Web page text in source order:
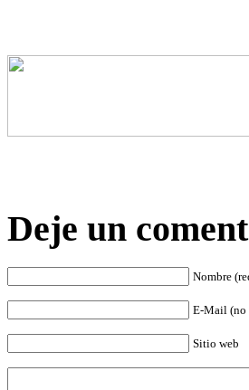
Deje un
Nombre
E-Mail (no
Sitio web